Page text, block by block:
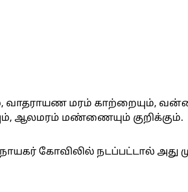
வாதராயண மரம் காற்றையும்,
ஆலமரம் மண்ணையும் குறிக்கும்.
கோவிலில் நடப்பட்டால் அது